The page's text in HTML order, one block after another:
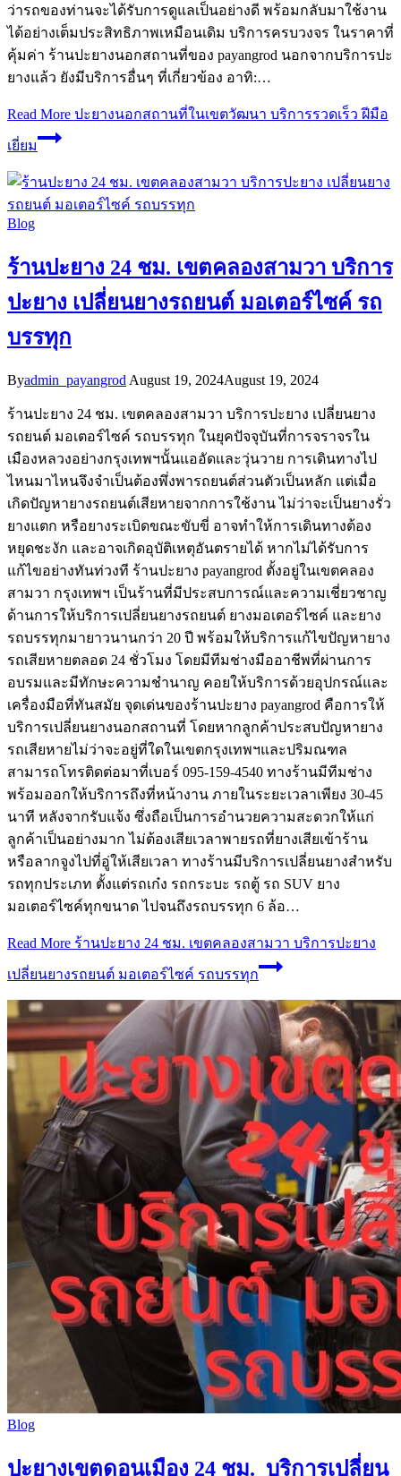
ว่ารถของท่านจะได้รับการดูแลเป็นอย่างดี พร้อมกลับมาใช้งาน
ได้อย่างเต็มประสิทธิภาพเหมือนเดิม บริการครบวงจร ในราคาที่
คุ้มค่า ร้านปะยางนอกสถานที่ของ payangrod นอกจากบริการปะ
ยางแล้ว ยังมีบริการอื่นๆ ที่เกี่ยวข้อง อาทิ:…
Read More ปะยางนอกสถานที่ในเขตวัฒนา บริการรวดเร็ว ฝีมือ
เยี่ยม
Blog
ร้านปะยาง 24 ชม. เขตคลองสามวา บริการ
ปะยาง เปลี่ยนยางรถยนต์ มอเตอร์ไซค์ รถ
บรรทุก
Byadmin_payangrod August 19, 2024August 19, 2024
ร้านปะยาง 24 ชม. เขตคลองสามวา บริการปะยาง เปลี่ยนยาง
รถยนต์ มอเตอร์ไซค์ รถบรรทุก ในยุคปัจจุบันที่การจราจรใน
เมืองหลวงอย่างกรุงเทพฯนั้นแออัดและวุ่นวาย การเดินทางไป
ไหนมาไหนจึงจำเป็นต้องพึ่งพารถยนต์ส่วนตัวเป็นหลัก แต่เมื่อ
เกิดปัญหายางรถยนต์เสียหายจากการใช้งาน ไม่ว่าจะเป็นยางรั่ว
ยางแตก หรือยางระเบิดขณะขับขี่ อาจทำให้การเดินทางต้อง
หยุดชะงัก และอาจเกิดอุบัติเหตุอันตรายได้ หากไม่ได้รับการ
แก้ไขอย่างทันท่วงที ร้านปะยาง payangrod ตั้งอยู่ในเขตคลอง
สามวา กรุงเทพฯ เป็นร้านที่มีประสบการณ์และความเชี่ยวชาญ
ด้านการให้บริการเปลี่ยนยางรถยนต์ ยางมอเตอร์ไซค์ และยาง
รถบรรทุกมายาวนานกว่า 20 ปี พร้อมให้บริการแก้ไขปัญหายาง
รถเสียหายตลอด 24 ชั่วโมง โดยมีทีมช่างมืออาชีพที่ผ่านการ
อบรมและมีทักษะความชำนาญ คอยให้บริการด้วยอุปกรณ์และ
เครื่องมือที่ทันสมัย จุดเด่นของร้านปะยาง payangrod คือการให้
บริการเปลี่ยนยางนอกสถานที่ โดยหากลูกค้าประสบปัญหายาง
รถเสียหายไม่ว่าจะอยู่ที่ใดในเขตกรุงเทพฯและปริมณฑล
สามารถโทรติดต่อมาที่เบอร์ 095-159-4540 ทางร้านมีทีมช่าง
พร้อมออกให้บริการถึงที่หน้างาน ภายในระยะเวลาเพียง 30-45
นาที หลังจากรับแจ้ง ซึ่งถือเป็นการอำนวยความสะดวกให้แก่
ลูกค้าเป็นอย่างมาก ไม่ต้องเสียเวลาพายรถที่ยางเสียเข้าร้าน
หรือลากจูงไปที่อู่ให้เสียเวลา ทางร้านมีบริการเปลี่ยนยางสำหรับ
รถทุกประเภท ตั้งแต่รถเก๋ง รถกระบะ รถตู้ รถ SUV ยาง
มอเตอร์ไซค์ทุกขนาด ไปจนถึงรถบรรทุก 6 ล้อ…
Read More ร้านปะยาง 24 ชม. เขตคลองสามวา บริการปะยาง
เปลี่ยนยางรถยนต์ มอเตอร์ไซค์ รถบรรทุก
Blog
ปะยางเขตดอนเมือง 24 ชม. บริการเปลี่ยน